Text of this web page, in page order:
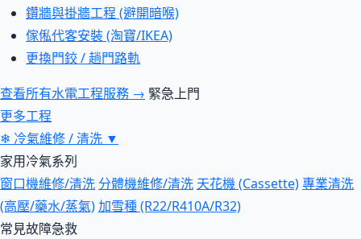
鑽牆與掛牆工程 (避開暗喉)
傢俬代客安裝 (淘寶/IKEA)
更換門鉸 / 趟門路軌
查看所有水電工程服務 → 緊急上門
更多工程
❄ 冷氣維修 / 清洗 ▼
家用冷氣系列
窗口機維修/清洗 分體機維修/清洗 天花機 (Cassette)專業清洗
(高壓/藥水/蒸氣)加雪種 (R22/R410A/R32)
常見故障急救